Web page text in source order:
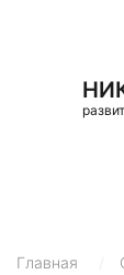
Главная